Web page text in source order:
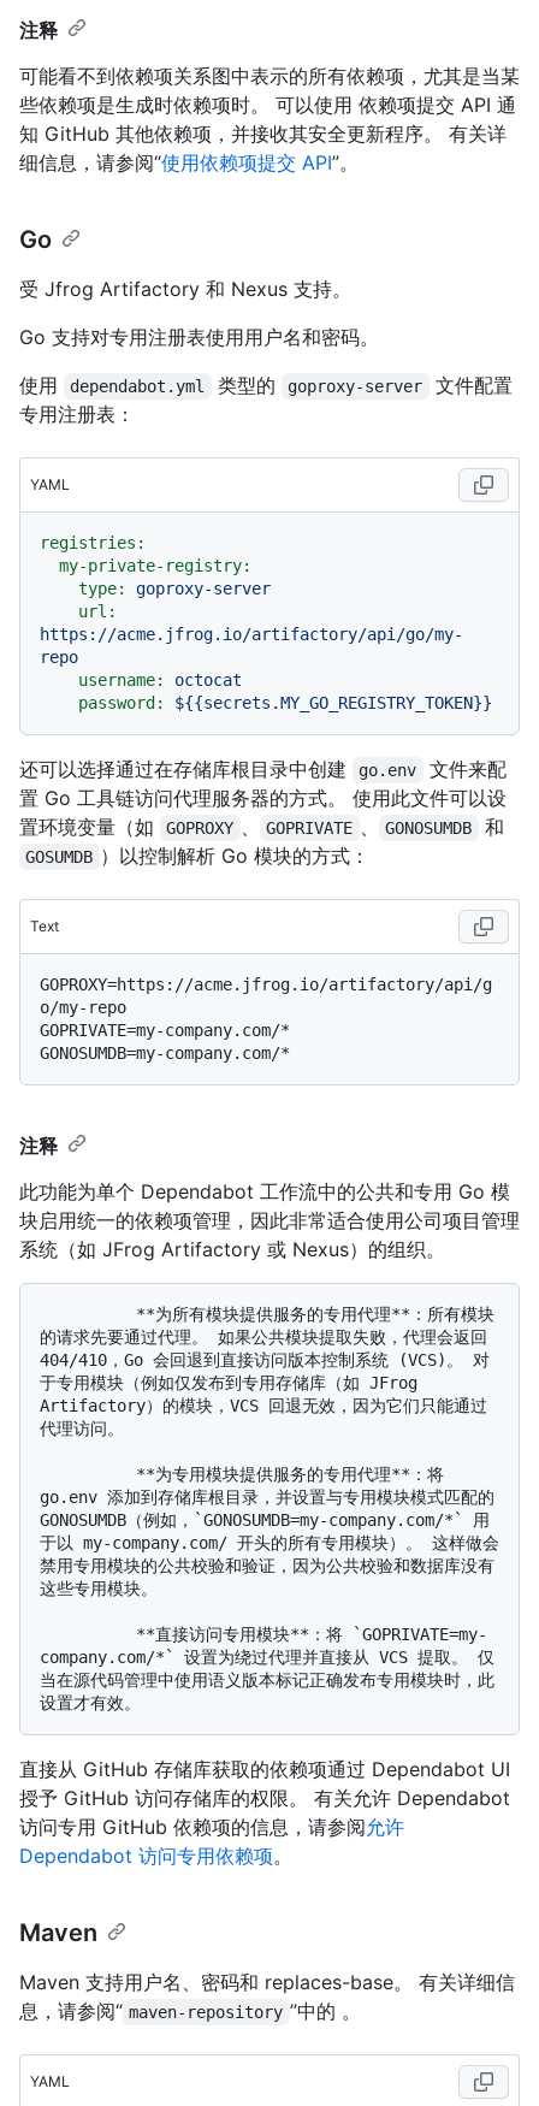
注释
可能看不到依赖项关系图中表示的所有依赖项，尤其是当某
些依赖项是生成时依赖项时。 可以使用 依赖项提交 API 通
知 GitHub 其他依赖项，并接收其安全更新程序。 有关详
细信息，请参阅“使用依赖项提交 API”。
Go
受 Jfrog Artifactory 和 Nexus 支持。
Go 支持对专用注册表使用用户名和密码。
使用
dependabot.yml 类型的 goproxy-server
文件配置
专用注册表：
YAML
registries:
my-private-registry:
type:
goproxy-server
url:
https://acme.jfrog.io/artifactory/api/go/my-
repo
username:
octocat
password:
${{secrets.MY_GO_REGISTRY_TOKEN}}
还可以选择通过在存储库根目录中创建 go.env
文件来配
置 Go 工具链访问代理服务器的方式。 使用此文件可以设
置环境变量（如
GOPROXY 、 GOPRIVATE 、 GONOSUMDB 和
GOSUMDB ）以控制解析 Go 模块的方式：
Text
GOPROXY=https://acme.jfrog.io/artifactory/api/g
o/my-repo
GOPRIVATE=my-company.com/*
注释
此功能为单个 Dependabot 工作流中的公共和专用 Go 模
块启用统一的依赖项管理，因此非常适合使用公司项目管理
系统（如 JFrog Artifactory 或 Nexus）的组织。
的请求先要通过代理。 如果公共模块提取失败，代理会返回
404/410，Go 会回退到直接访问版本控制系统 (VCS)。 对
于专用模块（例如仅发布到专用存储库（如 JFrog
Artifactory）的模块，VCS 回退无效，因为它们只能通过
代理访问。
go.env 添加到存储库根目录，并设置与专用模块模式匹配的
GONOSUMDB（例如，`GONOSUMDB=my-company.com/*` 用
于以 my-company.com/ 开头的所有专用模块）。 这样做会
禁用专用模块的公共校验和验证，因为公共校验和数据库没有
这些专用模块。
company.com/*` 设置为绕过代理并直接从 VCS 提取。 仅
当在源代码管理中使用语义版本标记正确发布专用模块时，此
直接从 GitHub 存储库获取的依赖项通过 Dependabot UI
授予 GitHub 访问存储库的权限。 有关允许 Dependabot
访问专用 GitHub 依赖项的信息，请参阅允许
Dependabot 访问专用依赖项。
Maven
Maven 支持用户名、密码和 replaces-base。 有关详细信
息，请参阅“ maven-repository ”中的 。
YAML